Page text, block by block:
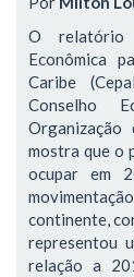
O relatório
Econômica
Caribe
Conselho
Organização
mostra que o
ocupar em
continente,
representou
relação a